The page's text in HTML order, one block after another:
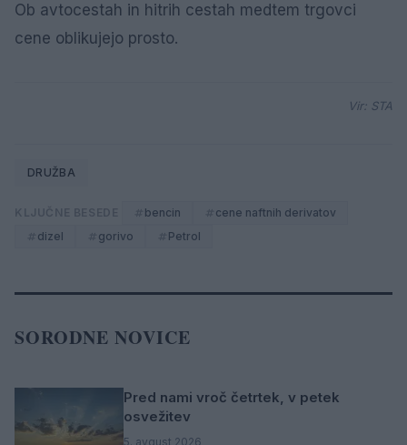
Ob avtocestah in hitrih cestah medtem trgovci
cene oblikujejo prosto.
Vir: STA
DRUŽBA
bencin
cene naftnih derivatov
dizel
gorivo Petrol
SORODNE NOVICE
Pred nami vroč četrtek, v petek
osvežitev
5. avgust 2026